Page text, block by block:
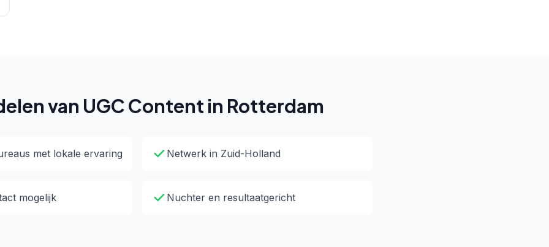
van UGC Content in Rotterdam
met lokale ervaring Netwerk in Zuid-Holland
mogelijk Nuchter en resultaatgericht